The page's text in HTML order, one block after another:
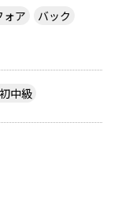
ォア
バック
中級